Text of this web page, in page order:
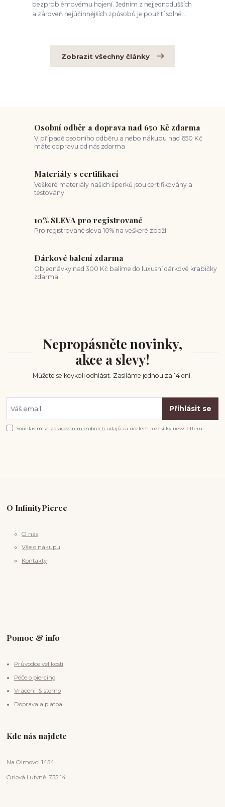
bezproblémovému hojení. Jedním z nejjednodušších
a zároveň nejúčinnějších způsobů je použití solné...
Zobrazit všechny články
Osobní odběr a doprava nad 650 Kč zdarma
V případě osobního odběru a nebo nákupu nad 650 Kč
máte dopravu od nás zdarma
Materiály s certifikací
Veškeré materiály našich šperků jsou certifikovány a
testovány
10% SLEVA pro registrované
Pro registrované sleva 10% na veškeré zboží
Dárkové balení zdarma
Objednávky nad 300 Kč balíme do luxusní dárkové krabičky
zdarma
Nepropásněte novinky,
akce a slevy!
Můžete se kdykoli odhlásit. Zasíláme jednou za 14 dní.
Přihlásit se
Souhlasím se zpracováním osobních údajů za účelem rozesílky newsletteru.
O InfinityPierce
O nás
Vše o nákupu
Kontakty
Pomoc & info
Průvodce velikostí
Péče o piercing
Vrácení & storno
Doprava a platba
Kde nás najdete
Na Olmovci 1454
Orlová Lutyně, 735 14